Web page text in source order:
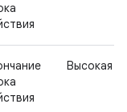
Высокая